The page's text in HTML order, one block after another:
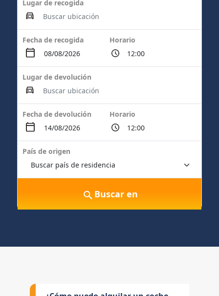
Lugar de recogida
Fecha de recogida Horario
Lugar de devolución
Fecha de devolución Horario
País de origen
Buscar en